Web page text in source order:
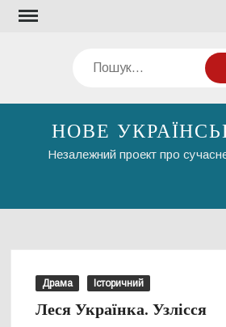
Перейти
Пошук
НОВЕ
Незалежний проект про сучасне
Драма Історичний
Леся Українка. Узлісся